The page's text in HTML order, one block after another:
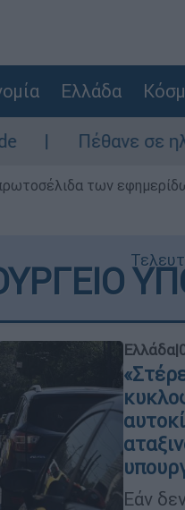
Ελλάδα
ηλικία 69 ετών ο
των
Ελλάδα|
Εάν